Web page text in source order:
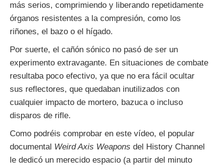
más serios, comprimiendo y liberando repetidamente
órganos resistentes a la compresión, como los
riñones, el bazo o el hígado.
Por suerte, el cañón sónico no pasó de ser un
experimento extravagante. En situaciones de combate
resultaba poco efectivo, ya que no era fácil ocultar
sus reflectores, que quedaban inutilizados con
cualquier impacto de mortero, bazuca o incluso
disparos de rifle.
Como podréis comprobar en este vídeo, el popular
documental Weird Axis Weapons del History Channel
le dedicó un merecido espacio (a partir del minuto